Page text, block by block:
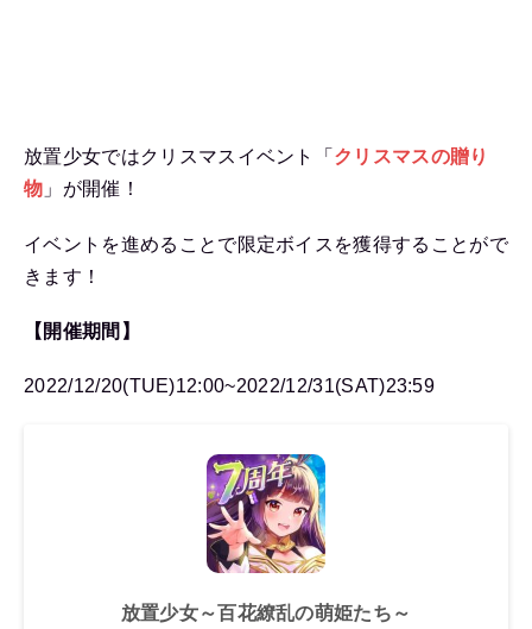
放置少女ではクリスマスイベント「 クリスマスの贈り
物 」が開催！
イベントを進めることで限定ボイスを獲得することがで
きます！
【開催期間】
2022/12/20(TUE)12:00~2022/12/31(SAT)23:59
放置少女～百花繚乱の萌姫たち～